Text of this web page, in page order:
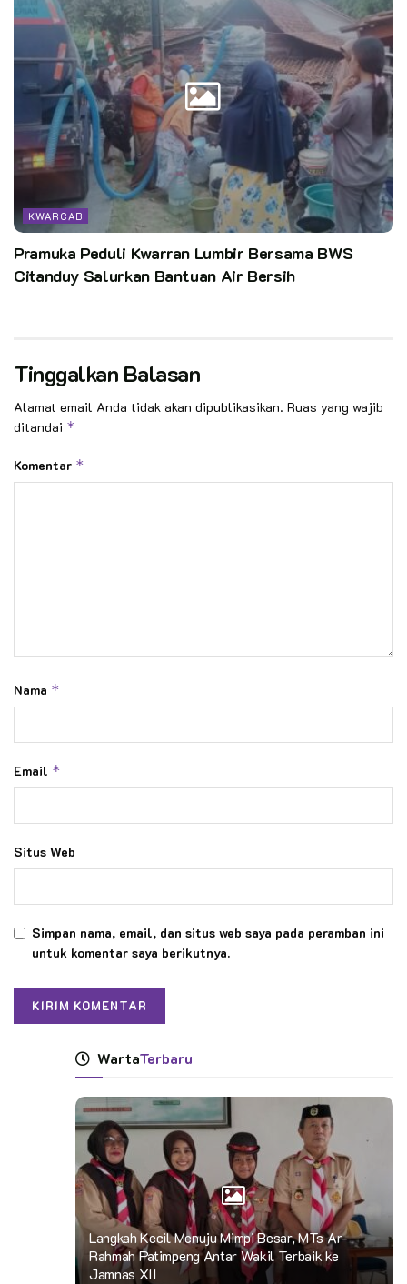
KWARCAB
Pramuka Peduli Kwarran Lumbir Bersama BWS
Citanduy Salurkan Bantuan Air Bersih
Tinggalkan Balasan
Alamat email Anda tidak akan dipublikasikan. Ruas yang wajib
ditandai *
Komentar *
Nama *
Email *
Situs Web
Simpan nama, email, dan situs web saya pada peramban ini
untuk komentar saya berikutnya.
WartaTerbaru
Langkah Kecil Menuju Mimpi Besar, MTs Ar-
Rahmah Patimpeng Antar Wakil Terbaik ke
Jamnas XII